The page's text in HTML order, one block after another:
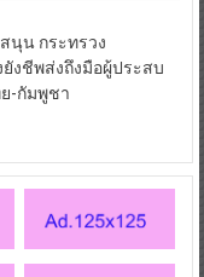
นุน กระทรวง
งชีพส่งถึงมือผู้ประสบ
-กัมพูชา